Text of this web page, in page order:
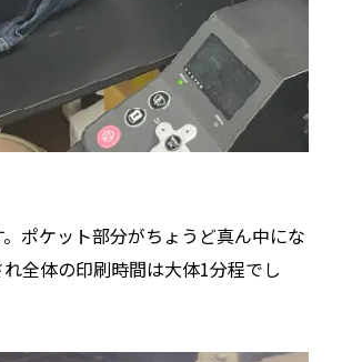
ポケット部分がちょうど真ん中にな
全体の印刷時間は大体1分程でし